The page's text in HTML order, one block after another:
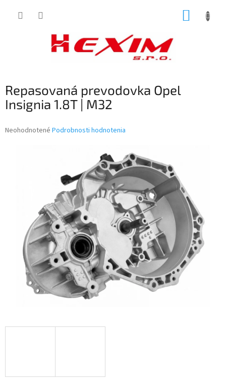
Repasovaná prevodovka Opel
Insignia 1.8T | M32
Priemerné
Neohodnotené Podrobnosti hodnotenia